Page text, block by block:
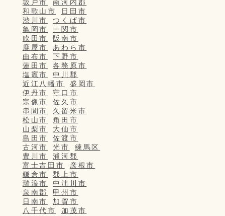
坂戸市
南河内郡
和歌山市
日田市
渋川市
つくば市
亀岡市
一関市
吹田市
阪南市
鹿屋市
あわら市
由布市
下野市
蓮田市
各務原市
塩竈市
中川郡
近江八幡市
盛岡市
伊丹市
守口市
宗像市
佐久市
串間市
久留米市
松山市
角田市
山梨市
大仙市
島田市
佐渡市
古河市
光市
練馬区
豊川市
浦河郡
富士吉田市
彦根市
鎌倉市
郡上市
瑞浪市
中津川市
泉南郡
甲州市
日南市
加賀市
八千代市
加茂市